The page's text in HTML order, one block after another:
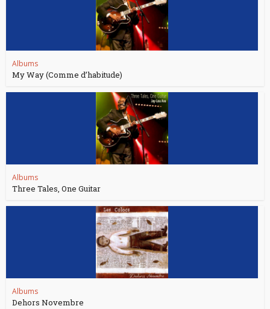
Albums
My Way (Comme d’habitude)
Albums
Three Tales, One Guitar
Albums
Dehors Novembre